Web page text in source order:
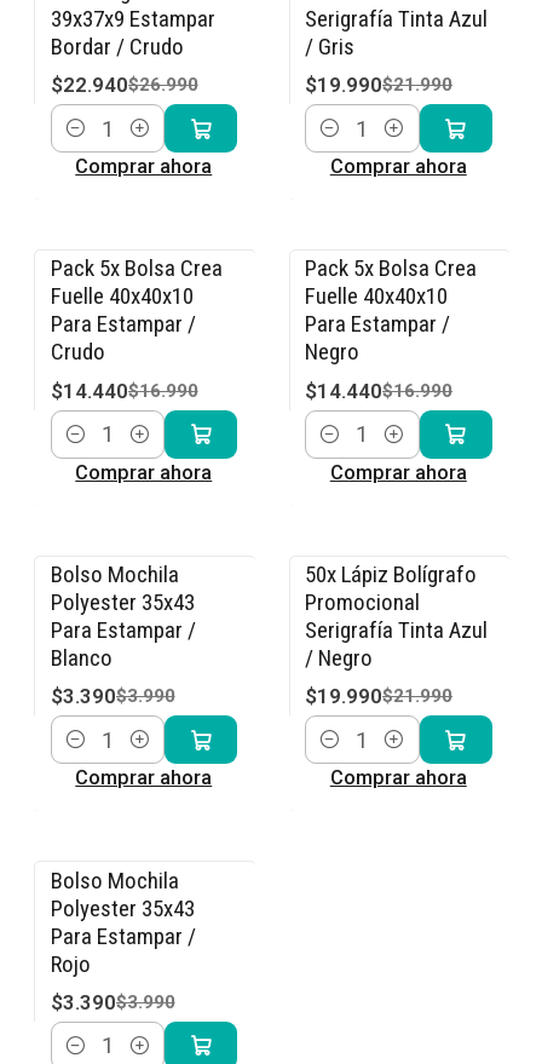
39x37x9 Estampar
Bordar / Crudo
$22.940$26.990
Cantidad
Comprar ahora
Serigrafía Tinta Azul
/ Gris
$19.990$21.990
Cantidad
Comprar ahora
-15% OFF
Pack 5x Bolsa Crea
Fuelle 40x40x10
Para Estampar /
Crudo
$14.440$16.990
Cantidad
Comprar ahora
-15% OFF
Pack 5x Bolsa Crea
Fuelle 40x40x10
Para Estampar /
Negro
$14.440$16.990
Cantidad
Comprar ahora
-15% OFF
Bolso Mochila
Polyester 35x43
Para Estampar /
Blanco
$3.390$3.990
Cantidad
Comprar ahora
-9% OFF
50x Lápiz Bolígrafo
Promocional
Serigrafía Tinta Azul
/ Negro
$19.990$21.990
Cantidad
Comprar ahora
-15% OFF
Bolso Mochila
Polyester 35x43
Para Estampar /
Rojo
$3.390$3.990